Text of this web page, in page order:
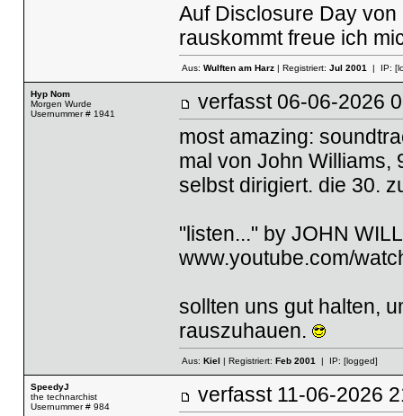
Auf Disclosure Day
rauskommt freue ich
Aus: Wulften am Harz| Registriert: Jul 2001| IP:
Hyp Nom
Morgen Wurde
Usernummer # 1941
verfasst 06-06-
most amazing:
mal von John Williams,
selbst dirigiert. die 30.
"listen..." by JOHN
www.youtube.com/
sollten uns gut halten,
rauszuhauen.
Aus: Kiel | Registriert: Feb 2001| IP: [logged]
SpeedyJ
the technarchist
Usernummer # 984
verfasst 11-06-